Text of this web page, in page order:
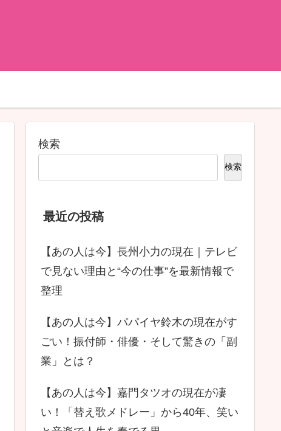
検索
検索
最近の投稿
【あの人は今】長州小力の現在｜テレビ
で見ない理由と“今の仕事”を最新情報で
整理
【あの人は今】パパイヤ鈴木の現在がす
ごい！振付師・俳優・そして驚きの「副
業」とは？
【あの人は今】嘉門タツオの現在が凄
い！「替え歌メドレー」から40年、笑い